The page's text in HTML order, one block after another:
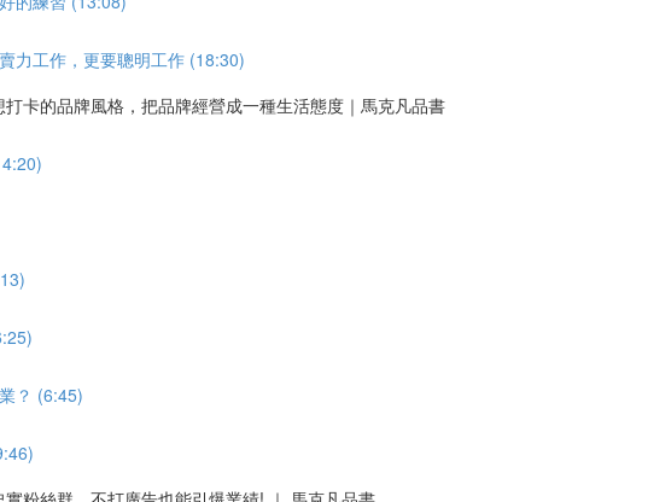
力工作，更要聰明工作 (18:30)
卡的品牌風格，把品牌經營成一種生活態度｜馬克凡品書
？ (6:45)